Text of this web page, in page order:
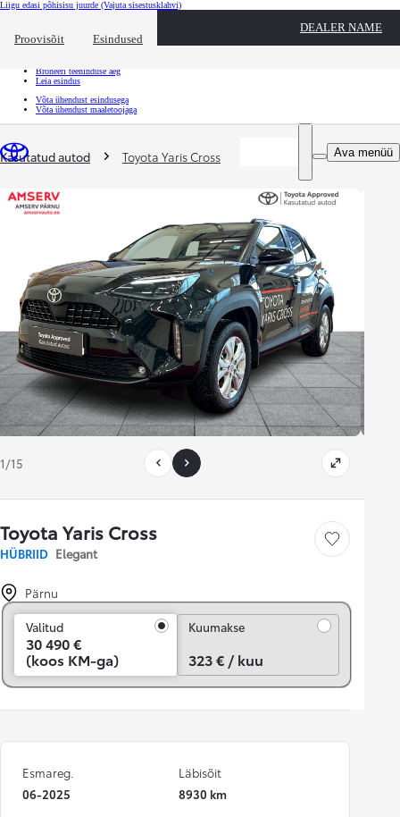
Liigu edasi põhisisu juurde (Vajuta sisestusklahvi)
Proovisõit Esindused
DEALER NAME
Kiirtee Klõpsa kiirtee ülekatte sulgemiseks
Broneeri teeninduse aeg
Leia esindus
Võta ühendust esindusega
Võta ühendust maaletoojaga
Ava menüü
Sina oled siin
Kasutatud autod Toyota Yaris Cross
1/15
Toyota Yaris Cross
HÜBRIID Elegant
Salvesta
Pärnu
Valitud
30 490 €
(koos KM-ga)
Kuumakse
323 € / kuu
Esmareg.
06-2025
Läbisõit
8930 km